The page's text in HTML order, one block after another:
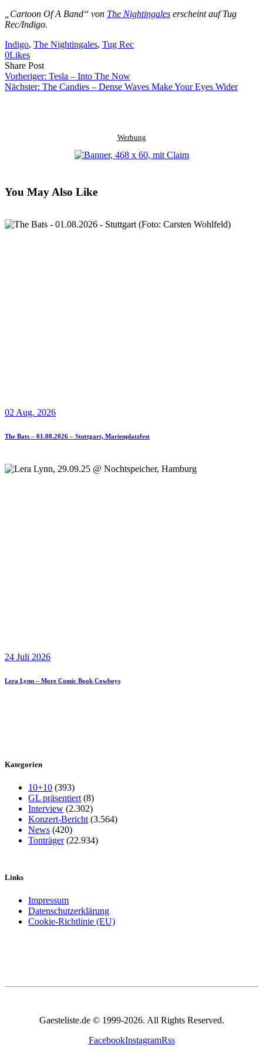
„Cartoon Of A Band“ von The Nightingales erscheint auf Tug
Rec/Indigo.
Indigo, The Nightingales, Tug Rec
0Likes
Share PostShare
on
Facebook
Copy
URL
to
Send
Link
via
Vorheriger: Tesla – Into The Now
Nächster: The Candies – Dense Waves Make Your Eyes Wider
Werbung
You May Also Like
02 Aug. 2026
The Bats – 01.08.2026 – Stuttgart, Marienplatzfest
24 Juli 2026
Lera Lynn – More Comic Book Cowboys
Kategorien
10+10 (393)
GL präsentiert (8)
Interview (2.302)
Konzert-Bericht (3.564)
News (420)
Tonträger(22.934)
Links
Impressum
Datenschutzerklärung
Cookie-Richtlinie (EU)
Gaesteliste.de © 1999-2026. All Rights Reserved.
FacebookInstagramRss